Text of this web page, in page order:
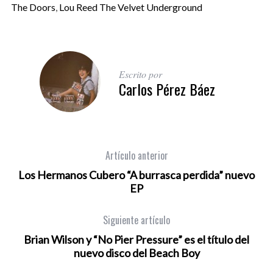
The Doors, Lou Reed The Velvet Underground
Escrito por
Carlos Pérez Báez
Artículo anterior
Los Hermanos Cubero “A burrasca perdida” nuevo
EP
Siguiente artículo
Brian Wilson y “No Pier Pressure” es el título del
nuevo disco del Beach Boy